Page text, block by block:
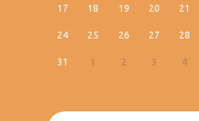
17 18 19 20 21
24 25 26 27 28
31 1 2 3 4